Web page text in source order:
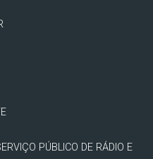
PÚBLICO DE RÁDIO E